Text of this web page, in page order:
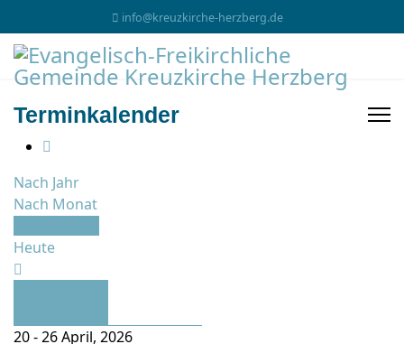
info@kreuzkirche-herzberg.de
Terminkalender
Nach Jahr
Nach Monat
Heute
20 - 26 April, 2026